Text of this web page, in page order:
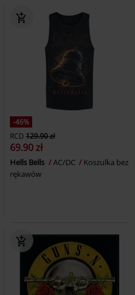
-46%
RCD 129.90 zł
69.90 zł
Hells Bells AC/DC
Koszulka bez
rękawów